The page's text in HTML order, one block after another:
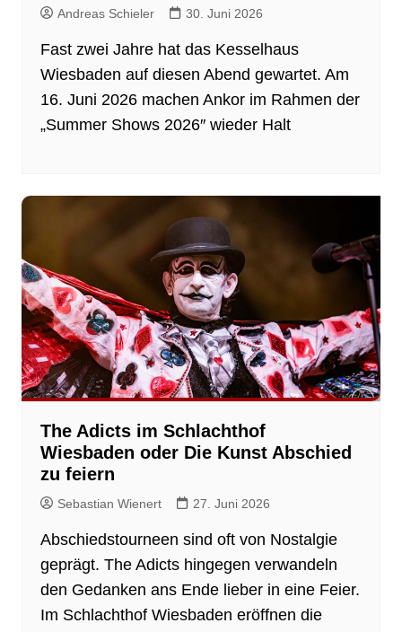
Andreas Schieler 30. Juni 2026
Fast zwei Jahre hat das Kesselhaus
Wiesbaden auf diesen Abend gewartet. Am
16. Juni 2026 machen Ankor im Rahmen der
„Summer Shows 2026″ wieder Halt
The Adicts im Schlachthof
Wiesbaden oder Die Kunst Abschied
zu feiern
Sebastian Wienert 27. Juni 2026
Abschiedstourneen sind oft von Nostalgie
geprägt. The Adicts hingegen verwandeln
den Gedanken ans Ende lieber in eine Feier.
Im Schlachthof Wiesbaden eröffnen die